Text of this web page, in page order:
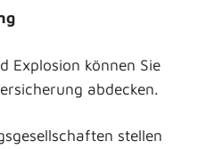
Explosion können Sie
abdecken.
stellen